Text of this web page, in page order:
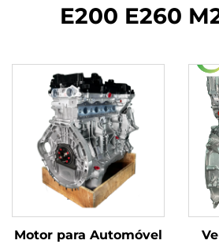
E200 E260
Motor para Automóvel